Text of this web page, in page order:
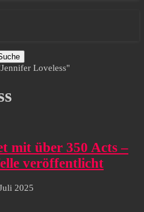
Loveless"
mit über 350 Acts –
veröffentlicht
2025